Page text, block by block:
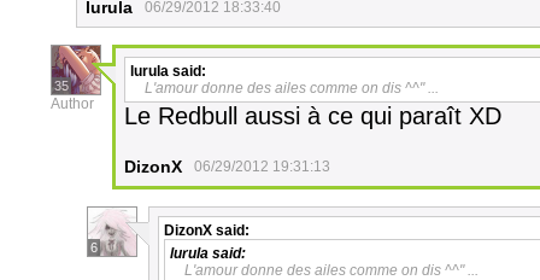
lurula 06/29/2012 18:33:40
35
Author
lurula said:
L'amour donne des ailes comme on dis ^^" ...
Le Redbull aussi à ce qui paraît XD
DizonX 06/29/2012 19:31:13
6
DizonX said:
lurula said:
L'amour donne des ailes comme on dis ^^" ...